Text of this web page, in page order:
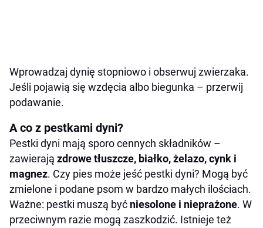
Wprowadzaj dynię stopniowo i obserwuj zwierzaka.
Jeśli pojawią się wzdęcia albo biegunka – przerwij
podawanie.
A co z pestkami dyni?
Pestki dyni mają sporo cennych składników –
zawierają zdrowe tłuszcze, białko, żelazo, cynk i
magnez. Czy pies może jeść pestki dyni? Mogą być
zmielone i podane psom w bardzo małych ilościach.
Ważne: pestki muszą być niesolone i nieprażone. W
przeciwnym razie mogą zaszkodzić. Istnieje też